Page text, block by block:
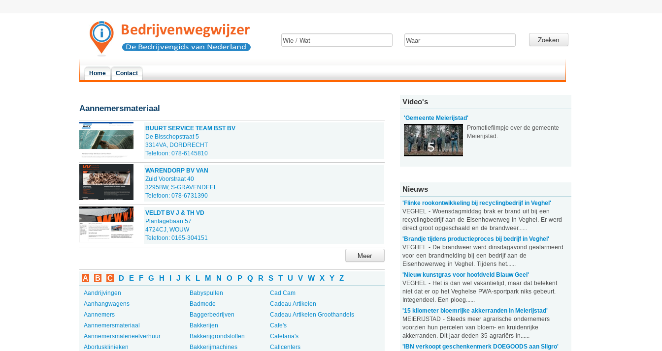
Zoeken
Home Contact
Aannemersmateriaal
BUURT SERVICE TEAM BST BV
De Bisschopstraat 5
3314VA, DORDRECHT
Telefoon: 078-6145810
WARENDORP BV VAN
Zuid Voorstraat 40
3295BW, S-GRAVENDEEL
Telefoon: 078-6731390
VELDT BV J & TH VD
Plantagebaan 57
4724CJ, WOUW
Telefoon: 0165-304151
Meer
A B C D E F G H I J K L M N O P Q R S T U V W X Y Z
Aandrijvingen
Aanhangwagens
Aannemers
Aannemersmateriaal
Aannemersmaterieelverhuur
Abortusklinieken
Babyspullen
Badmode
Baggerbedrijven
Bakkerijen
Bakkerijgrondstoffen
Bakkerijmachines
Cad Cam
Cadeau Artikelen
Cadeau Artikelen Groothandels
Cafe's
Cafetaria's
Callcenters
Video's
'Gemeente Meierijstad'
Promotiefilmpje over de gemeente
Meierijstad.
Nieuws
'Flinke rookontwikkeling bij recyclingbedrijf in Veghel'
VEGHEL - Woensdagmiddag brak er brand uit bij een
recyclingbedrijf aan de Eisenhowerweg in Veghel. Er werd
direct groot opgeschaald en de brandweer......
'Brandje tijdens productieproces bij bedrijf in Veghel'
VEGHEL - De brandweer werd dinsdagavond gealarmeerd
voor een brandmelding bij een bedrijf aan de
Eisenhowerweg in Veghel. Tijdens het......
'Nieuw kunstgras voor hoofdveld Blauw Geel'
VEGHEL - Het is dan wel vakantietijd, maar dat betekent
niet dat er op het Veghelse PWA-sportpark niks gebeurt.
Integendeel. Een ploeg......
'15 kilometer bloemrijke akkerranden in Meierijstad'
MEIERIJSTAD - Steeds meer agrarische ondernemers
voorzien hun percelen van bloem- en kruidenrijke
akkerranden. Dit jaar deden 35 agrariërs in......
'IBN verkoopt geschenkenmerk DOEGOODS aan Sligro'